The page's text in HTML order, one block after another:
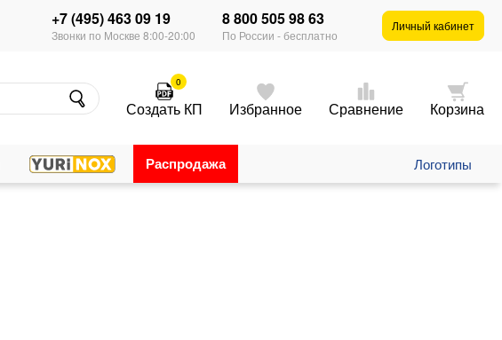
+7 (495) 463 09 19
Звонки по Москве 8:00-20:00
8 800 505 98 63
По России - бесплатно
Личный кабинет
0
Создать КП Избранное Сравнение Корзина
Распродажа Логотипы
×